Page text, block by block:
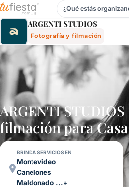
Argenti Studios - Fotografía Y
¿Qué estás
ARGENTI STUDIOS
Fotografía y filmación
ARGENTI
filmación para
BRINDA SERVICIOS EN
Montevideo
Canelones
Maldonado ...+